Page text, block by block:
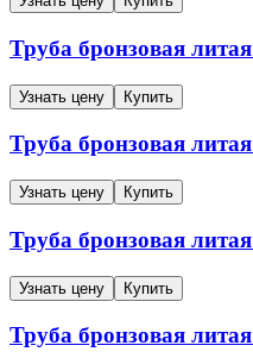
Труба бронзовая литая
Узнать цену Купить
Труба бронзовая литая
Узнать цену Купить
Труба бронзовая литая
Узнать цену Купить
Труба бронзовая литая